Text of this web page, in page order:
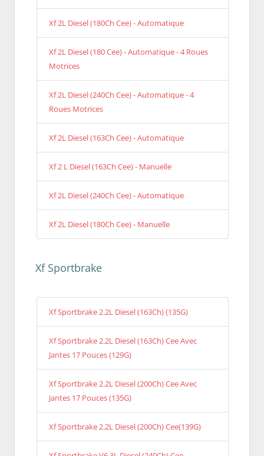
Xf 2L Diesel (180Ch Cee) - Automatique
Xf 2L Diesel (180 Cee) - Automatique - 4 Roues
Motrices
Xf 2L Diesel (240Ch Cee) - Automatique - 4
Roues Motrices
Xf 2L Diesel (163Ch Cee) - Automatique
Xf 2 L Diesel (163Ch Cee) - Manuelle
Xf 2L Diesel (240Ch Cee) - Automatique
Xf 2L Diesel (180Ch Cee) - Manuelle
Xf Sportbrake
Xf Sportbrake 2.2L Diesel (163Ch) (135G)
Xf Sportbrake 2.2L Diesel (163Ch) Cee Avec
Jantes 17 Pouces (129G)
Xf Sportbrake 2.2L Diesel (200Ch) Cee Avec
Jantes 17 Pouces (135G)
Xf Sportbrake 2.2L Diesel (200Ch) Cee(139G)